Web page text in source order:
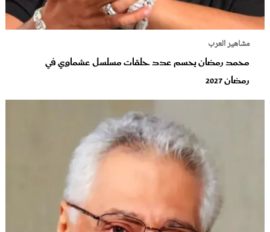
مشاهير العرب
محمد رمضان يحسم عدد حلقات مسلسل عشماوي في
رمضان 2027